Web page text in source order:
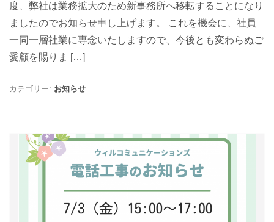
度、弊社は業務拡大のため新事務所へ移転することになり
ましたのでお知らせ申し上げます。 これを機会に、社員
一同一層社業に専念いたしますので、今後とも変わらぬご
愛顧を賜りま […]
カテゴリー: お知らせ